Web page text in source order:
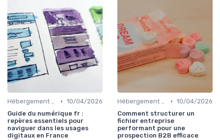
Hébergement et Maintenance Web • 10/04/2026
Guide du numérique fr :
repères essentiels pour
naviguer dans les usages
digitaux en France
Hébergement et Maintenance Web • 10/04/2026
Comment structurer un
fichier entreprise
performant pour une
prospection B2B efficace